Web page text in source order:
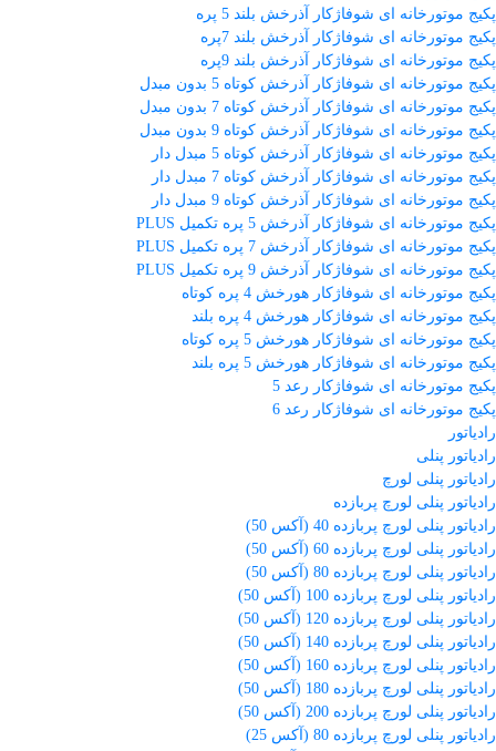
پکیج موتورخانه ای شوفاژکار آذرخش بلند 5 پره
پکیج موتورخانه ای شوفاژکار آذرخش بلند 7پره
پکیج موتورخانه ای شوفاژکار آذرخش بلند 9پره
پکیج موتورخانه ای شوفاژکار آذرخش کوتاه 5 بدون مبدل
پکیج موتورخانه ای شوفاژکار آذرخش کوتاه 7 بدون مبدل
پکیج موتورخانه ای شوفاژکار آذرخش کوتاه 9 بدون مبدل
پکیج موتورخانه ای شوفاژکار آذرخش کوتاه 5 مبدل دار
پکیج موتورخانه ای شوفاژکار آذرخش کوتاه 7 مبدل دار
پکیج موتورخانه ای شوفاژکار آذرخش کوتاه 9 مبدل دار
پکیج موتورخانه ای شوفاژکار آذرخش 5 پره تکمیل PLUS
پکیج موتورخانه ای شوفاژکار آذرخش 7 پره تکمیل PLUS
پکیج موتورخانه ای شوفاژکار آذرخش 9 پره تکمیل PLUS
پکیج موتورخانه ای شوفاژکار هورخش 4 پره کوتاه
پکیج موتورخانه ای شوفاژکار هورخش 4 پره بلند
پکیج موتورخانه ای شوفاژکار هورخش 5 پره کوتاه
پکیج موتورخانه ای شوفاژکار هورخش 5 پره بلند
پکیج موتورخانه ای شوفاژکار رعد 5
پکیج موتورخانه ای شوفاژکار رعد 6
رادیاتور
رادیاتور پنلی
رادیاتور پنلی لورچ
رادیاتور پنلی لورچ پربازده
رادیاتور پنلی لورچ پربازده 40 (آکس 50)
رادیاتور پنلی لورچ پربازده 60 (آکس 50)
رادیاتور پنلی لورچ پربازده 80 (آکس 50)
رادیاتور پنلی لورچ پربازده 100 (آکس 50)
رادیاتور پنلی لورچ پربازده 120 (آکس 50)
رادیاتور پنلی لورچ پربازده 140 (آکس 50)
رادیاتور پنلی لورچ پربازده 160 (آکس 50)
رادیاتور پنلی لورچ پربازده 180 (آکس 50)
رادیاتور پنلی لورچ پربازده 200 (آکس 50)
رادیاتور پنلی لورچ پربازده 80 (آکس 25)